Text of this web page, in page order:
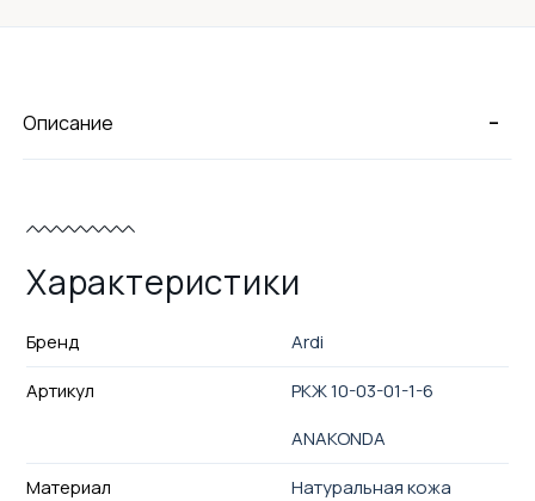
-
Описание
Характеристики
Бренд
Ardi
Артикул
РКЖ 10-03-01-1-6
ANAKONDA
Материал
Натуральная кожа